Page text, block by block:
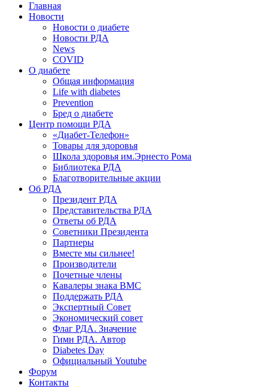
Главная
Новости
Новости о диабете
Новости РДА
News
COVID
О диабете
Общая информация
Life with diabetes
Prevention
Бред о диабете
Центр помощи РДА
«Диабет-Телефон»
Товары для здоровья
Школа здоровья им.Эрнесто Рома
Библиотека РДА
Благотворительные акции
Об РДА
Президент РДА
Представительства РДА
Ответы об РДА
Советники Президента
Партнеры
Вместе мы сильнее!
Производители
Почетные члены
Кавалеры знака ВМС
Поддержать РДА
Экспертный Совет
Экономический совет
Флаг РДА. Значение
Гимн РДА. Автор
Diabetes Day
Официальный Youtube
Форум
Контакты